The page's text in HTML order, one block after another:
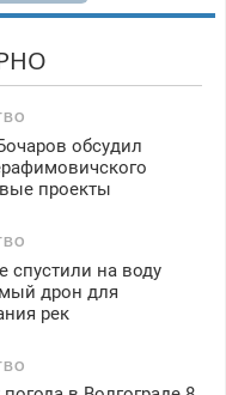
обсудил
проекты
спустили на воду
дрон для
рек